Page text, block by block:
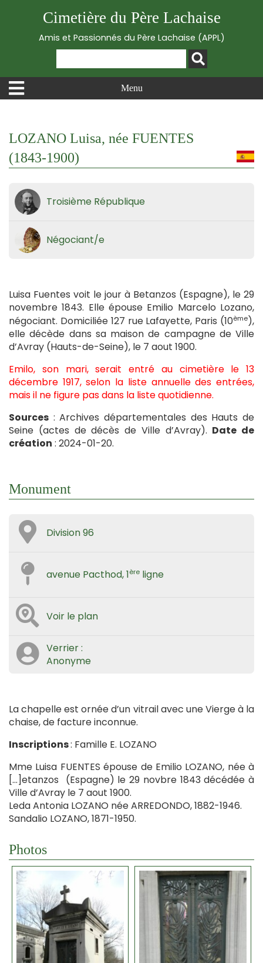
Cimetière du Père Lachaise
Amis et Passionnés du Père Lachaise (APPL)
Menu
LOZANO Luisa, née FUENTES
(1843-1900)
Troisième République
Négociant/e
Luisa Fuentes voit le jour à Betanzos (Espagne), le 29
novembre 1843. Elle épouse Emilio Marcelo Lozano,
négociant. Domiciliée 127 rue Lafayette, Paris (10ème),
elle décède dans sa maison de campagne de Ville
d’Avray (Hauts-de-Seine), le 7 aout 1900.
Emilo, son mari, serait entré au cimetière le 13
décembre 1917, selon la liste annuelle des entrées,
mais il ne figure pas dans la liste quotidienne.
Sources : Archives départementales des Hauts de
Seine (actes de décès de Ville d’Avray). Date de
création : 2024-01-20.
Monument
Division 96
avenue Pacthod, 1ère ligne
Voir le plan
Verrier :
Anonyme
La chapelle est ornée d’un vitrail avec une Vierge à la
chaise, de facture inconnue.
Inscriptions: Famille E. LOZANO
Mme Luisa FUENTES épouse de Emilio LOZANO, née à
[…]etanzos (Espagne) le 29 novbre 1843 décédée à
Ville d’Avray le 7 aout 1900.
Leda Antonia LOZANO née ARREDONDO, 1882-1946.
Sandalio LOZANO, 1871-1950.
Photos